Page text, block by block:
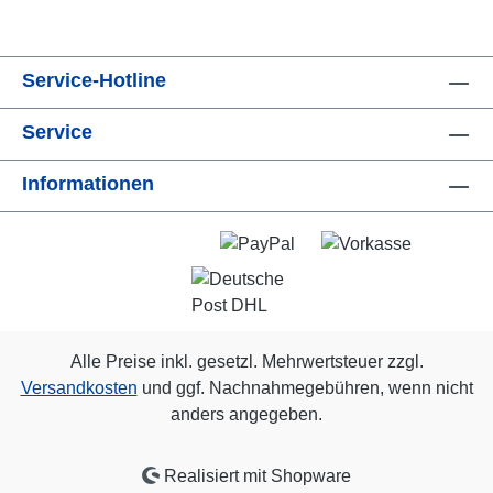
Service-Hotline
Service
Informationen
Alle Preise inkl. gesetzl. Mehrwertsteuer zzgl.
Versandkosten und ggf. Nachnahmegebühren, wenn nicht
anders angegeben.
Realisiert mit Shopware